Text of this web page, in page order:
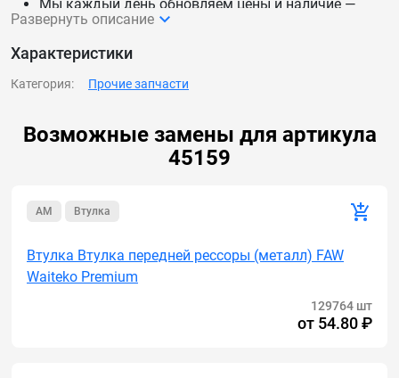
Возможные замены для артикула
45159
AM Втулка
Втулка Втулка передней рессоры (металл) FAW
Waiteko Premium
129764 шт
от 54.80 ₽
Мы каждый день обновляем цены и наличие —
данные актуальны.
Доставим 45159 Втулка 27692, VOE11988554,
5194163, 17219973 по России и СНГ.
Развернуть описание
Характеристики
Категория: Прочие запчасти